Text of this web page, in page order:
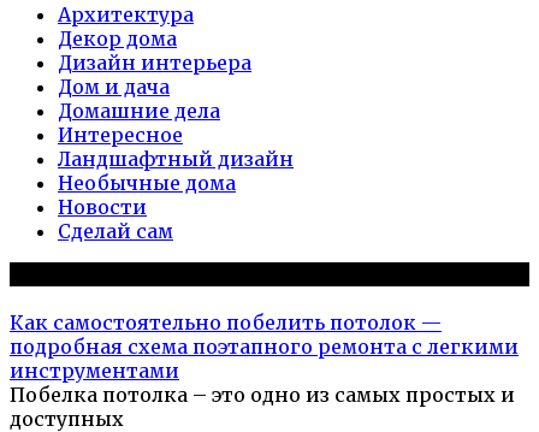
Архитектура
Декор дома
Дизайн интерьера
Дом и дача
Домашние дела
Интересное
Ландшафтный дизайн
Необычные дома
Новости
Сделай сам
Как самостоятельно побелить потолок —
подробная схема поэтапного ремонта с легкими
инструментами
Побелка потолка – это одно из самых простых и
доступных